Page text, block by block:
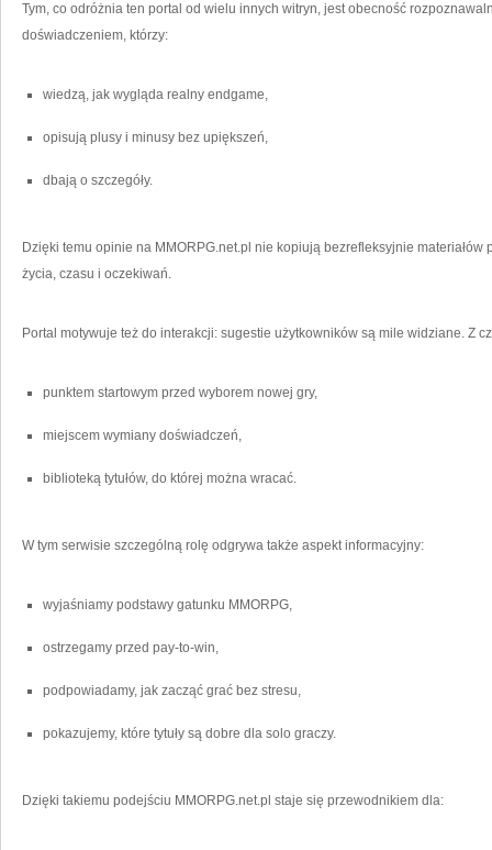
Tym, co odróżnia ten portal od wielu innych witryn, jest obecność
doświadczeniem, którzy:
wiedzą, jak wygląda realny endgame,
opisują plusy i minusy bez upiększeń,
dbają o szczegóły.
Dzięki temu opinie na MMORPG.net.pl nie kopiują bezrefleksyjnie
życia, czasu i oczekiwań.
Portal motywuje też do interakcji: sugestie użytkowników są mile widziane. Z
punktem startowym przed wyborem nowej gry,
miejscem wymiany doświadczeń,
biblioteką tytułów, do której można wracać.
W tym serwisie szczególną rolę odgrywa także aspekt informacyjny:
wyjaśniamy podstawy gatunku MMORPG,
ostrzegamy przed pay-to-win,
podpowiadamy, jak zacząć grać bez stresu,
pokazujemy, które tytuły są dobre dla solo graczy.
Dzięki takiemu podejściu MMORPG.net.pl staje się przewodnikiem dla: